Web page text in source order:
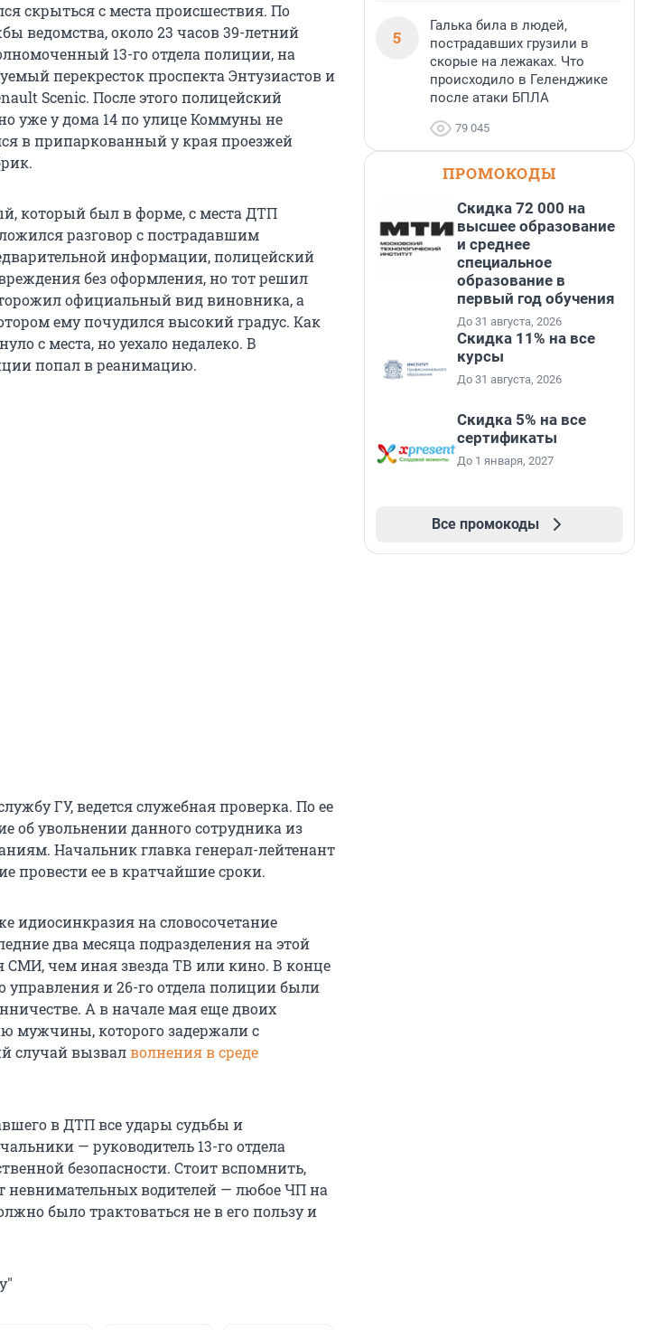
скрыться с места происшествия. По
ведомства, около 23 часов 39-летний
13-го отдела полиции, на
перекресток проспекта Энтузиастов и
Scenic. После этого полицейский
уже у дома 14 по улице Коммуны не
в припаркованный у края проезжей
который был в форме, с места ДТП
разговор с пострадавшим
информации, полицейский
без оформления, но тот решил
официальный вид виновника, а
ему почудился высокий градус. Как
с места, но уехало недалеко. В
попал в реанимацию.
ГУ, ведется служебная проверка. По ее
об увольнении данного сотрудника из
Начальник главка генерал-лейтенант
провести ее в кратчайшие сроки.
идиосинкразия на словосочетание
два месяца подразделения на этой
чем иная звезда ТВ или кино. В конце
управления и 26-го отдела полиции были
А в начале мая еще двоих
мужчины, которого задержали с
случай вызвалволнения в среде
в ДТП все удары судьбы и
— руководитель 13-го отдела
безопасности. Стоит вспомнить,
невнимательных водителей — любое ЧП на
было трактоваться не в его пользу и
5
Галька била в людей,
пострадавших грузили в
скорые на лежаках. Что
происходило в Геленджике
после атаки БПЛА
79 045
ПРОМОКОДЫ
Скидка 72 000 на
высшее образование
и среднее
специальное
образование в
первый год обучения
До 31 августа, 2026
Скидка 11% на все
курсы
До 31 августа, 2026
Скидка 5% на все
сертификаты
До 1 января, 2027
Все промокоды